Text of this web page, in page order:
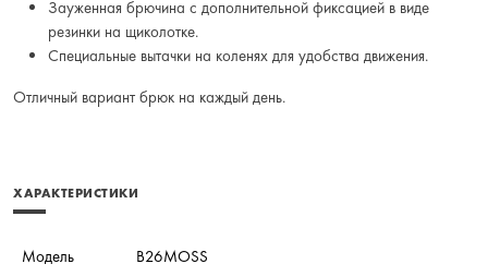
Зауженная брючина с дополнительной фиксацией в виде
резинки на щиколотке.
Специальные вытачки на коленях для удобства движения.
Отличный вариант брюк на каждый день.
ХАРАКТЕРИСТИКИ
Модель B26MOSS